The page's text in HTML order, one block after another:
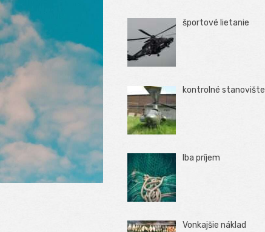
športové lietanie
kontrolné stanovište
Iba príjem
Vonkajšie náklad